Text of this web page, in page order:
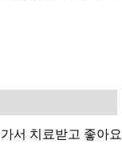
서 치료받고 좋아요